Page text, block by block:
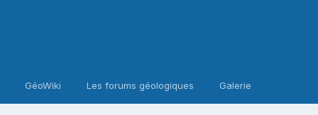
GéoWiki Les forums géologiques Galerie